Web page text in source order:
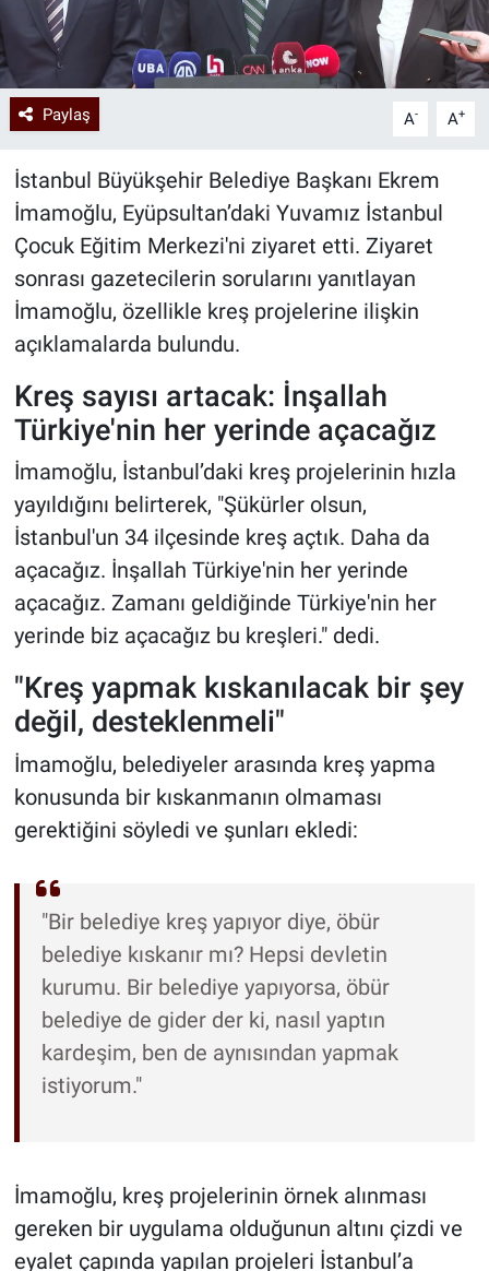
Paylaş A- A+
İstanbul Büyükşehir Belediye Başkanı Ekrem
İmamoğlu, Eyüpsultan’daki Yuvamız İstanbul
Çocuk Eğitim Merkezi'ni ziyaret etti. Ziyaret
sonrası gazetecilerin sorularını yanıtlayan
İmamoğlu, özellikle kreş projelerine ilişkin
açıklamalarda bulundu.
Kreş sayısı artacak: İnşallah
Türkiye'nin her yerinde açacağız
İmamoğlu, İstanbul’daki kreş projelerinin hızla
yayıldığını belirterek, "Şükürler olsun,
İstanbul'un 34 ilçesinde kreş açtık. Daha da
açacağız. İnşallah Türkiye'nin her yerinde
açacağız. Zamanı geldiğinde Türkiye'nin her
yerinde biz açacağız bu kreşleri." dedi.
"Kreş yapmak kıskanılacak bir şey
değil, desteklenmeli"
İmamoğlu, belediyeler arasında kreş yapma
konusunda bir kıskanmanın olmaması
gerektiğini söyledi ve şunları ekledi:
"Bir belediye kreş yapıyor diye, öbür
belediye kıskanır mı? Hepsi devletin
kurumu. Bir belediye yapıyorsa, öbür
belediye de gider der ki, nasıl yaptın
kardeşim, ben de aynısından yapmak
istiyorum."
İmamoğlu, kreş projelerinin örnek alınması
gereken bir uygulama olduğunun altını çizdi ve
eyalet çapında yapılan projeleri İstanbul’a